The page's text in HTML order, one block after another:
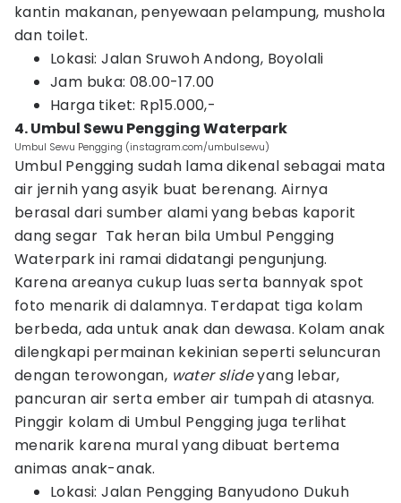
kantin makanan, penyewaan pelampung, mushola
dan toilet.
Lokasi: Jalan Sruwoh Andong, Boyolali
Jam buka: 08.00-17.00
Harga tiket: Rp15.000,-
4. Umbul Sewu Pengging Waterpark
Umbul Sewu Pengging (instagram.com/umbulsewu)
Umbul Pengging sudah lama dikenal sebagai mata
air jernih yang asyik buat berenang. Airnya
berasal dari sumber alami yang bebas kaporit
dang segar Tak heran bila Umbul Pengging
Waterpark ini ramai didatangi pengunjung.
Karena areanya cukup luas serta bannyak spot
foto menarik di dalamnya. Terdapat tiga kolam
berbeda, ada untuk anak dan dewasa. Kolam anak
dilengkapi permainan kekinian seperti seluncuran
dengan terowongan, water slideyang lebar,
pancuran air serta ember air tumpah di atasnya.
Pinggir kolam di Umbul Pengging juga terlihat
menarik karena mural yang dibuat bertema
animas anak-anak.
Lokasi: Jalan Pengging Banyudono Dukuh